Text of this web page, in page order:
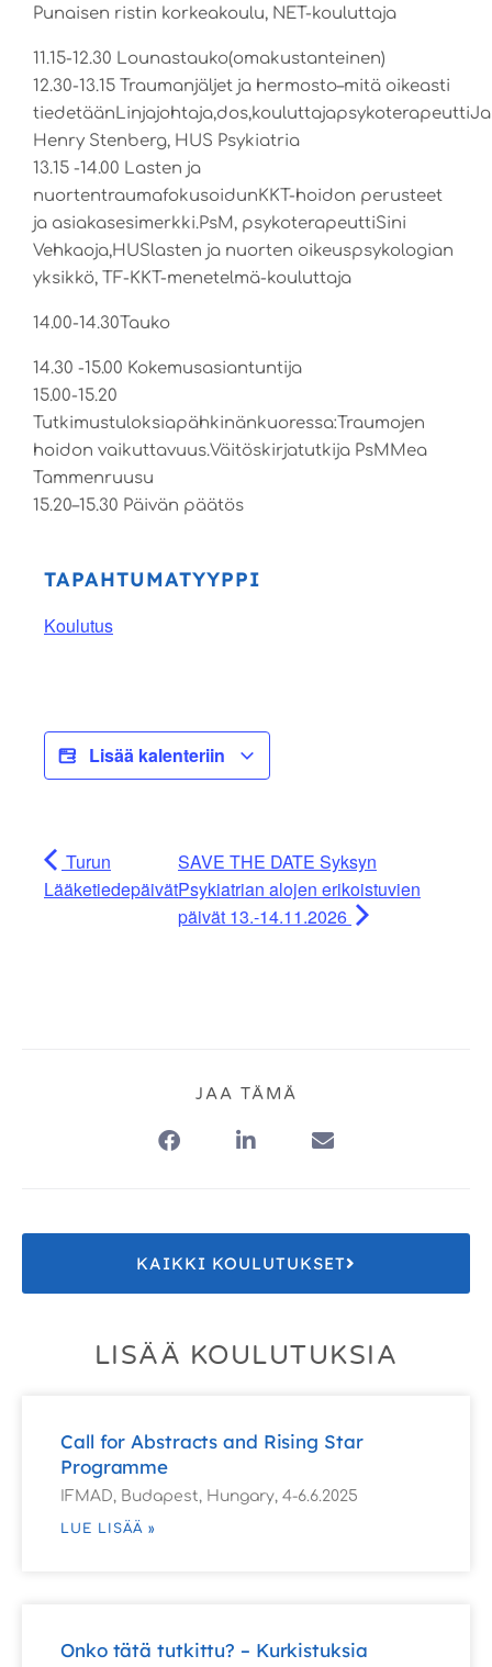
Punaisen ristin korkeakoulu, NET-kouluttaja
11.15-12.30 Lounastauko(omakustanteinen)
12.30-13.15 Traumanjäljet ja hermosto–mitä oikeasti
Henry Stenberg, HUS Psykiatria
13.15 -14.00 Lasten ja
nuortentraumafokusoidunKKT-hoidon perusteet
ja asiakasesimerkki.PsM, psykoterapeuttiSini
Vehkaoja,HUSlasten ja nuorten oikeuspsykologian
yksikkö, TF-KKT-menetelmä-kouluttaja
14.00-14.30Tauko
14.30 -15.00 Kokemusasiantuntija
15.00-15.20
Tutkimustuloksiapähkinänkuoressa:Traumojen
hoidon vaikuttavuus.Väitöskirjatutkija PsMMea
Tammenruusu
15.20–15.30 Päivän päätös
TAPAHTUMATYYPPI
Koulutus
Lisää kalenteriin
Turun
Lääketiedepäivät
SAVE THE DATE Syksyn
Psykiatrian alojen erikoistuvien
päivät 13.-14.11.2026
JAA TÄMÄ
KAIKKI KOULUTUKSET
LISÄÄ KOULUTUKSIA
Call for Abstracts and Rising Star
Programme
IFMAD, Budapest, Hungary, 4-6.6.2025
LUE LISÄÄ »
Onko tätä tutkittu? – Kurkistuksia